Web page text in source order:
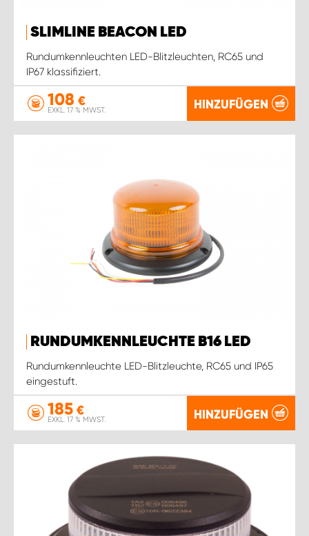
SLIMLINE BEACON LED
Rundumkennleuchten LED-Blitzleuchten, RC65 und
IP67 klassifiziert.
108 €
EXKL. 17 % MWST. HINZUFÜGEN
RUNDUMKENNLEUCHTE B16 LED
Rundumkennleuchte LED-Blitzleuchte, RC65 und IP65
eingestuft.
185 €
EXKL. 17 % MWST. HINZUFÜGEN